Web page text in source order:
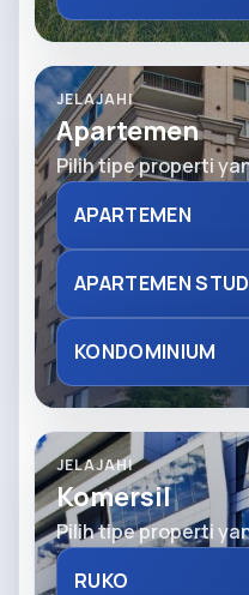
JELAJAHI
Apartemen
Pilih tipe properti
APARTEMEN
APARTEMEN
KONDOMINIUM
JELAJAHI
Komersil
Pilih tipe properti
RUKO